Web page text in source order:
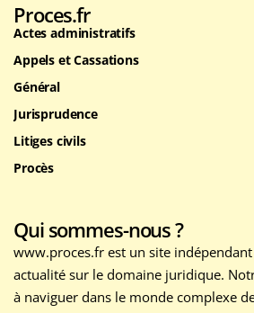
Proces.fr
Actes administratifs
Appels et Cassations
Général
Jurisprudence
Litiges civils
Procès
Qui sommes-nous ?
www.proces.fr est un site
actualité sur le domaine juridique.
à naviguer dans le monde complexe